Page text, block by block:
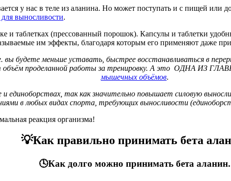
у нас в теле из аланина. Но может поступать и с пищей или
для выносливости.
и таблетках (прессованный порошок). Капсулы и таблетки
им эффекты, благодаря которым его применяют даже
вы будете меньше уставать, быстрее восстанавливаться в
объём проделанной работы за тренировку. А это ОДНА ИЗ
мышечных объёмов.
и единоборствах, так как значительно повышает силовую
в любых видах спорта, требующих выносливости
реакция организма!
💡Как правильно принимать бета
🕓Как долго можно принимать бета аланин.